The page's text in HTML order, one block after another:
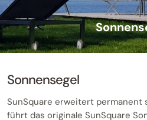
Sonnensegel
SunSquare erweitert permanent
führt das originale SunSquare